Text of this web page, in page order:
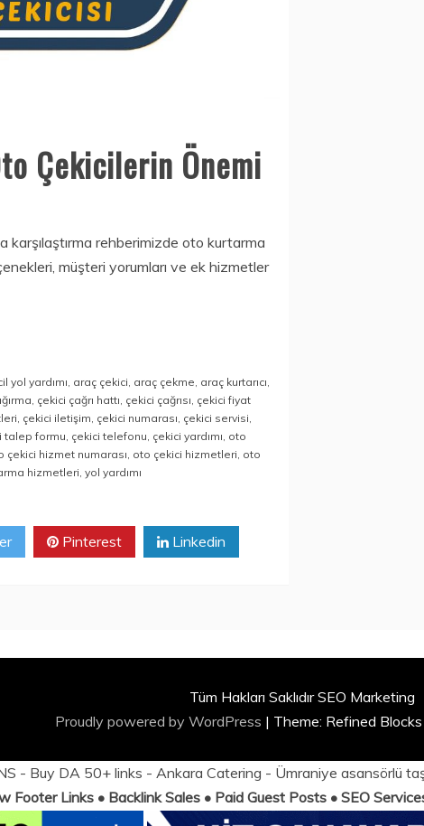
Çekicilerin Önemi
karşılaştırma rehberimizde oto kurtarma
müşteri yorumları ve ek hizmetler
yol yardımı, araç çekici, araç çekme, araç kurtarıcı,
, çekici çağrı hattı, çekici çağrısı, çekici fiyat
, çekici iletişim, çekici numarası, çekici servisi,
talep formu, çekici telefonu, çekici yardımı, oto
çekici hizmet numarası, oto çekici hizmetleri, oto
hizmetleri, yol yardımı
Pinterest Linkedin
Tüm Hakları Saklıdır SEO Marketing
Proudly powered by WordPress | Theme: Refined
- Buy DA 50+ links - Ankara Catering - Ümraniye asansörlü
Footer Links • Backlink Sales • Paid Guest Posts • SEO